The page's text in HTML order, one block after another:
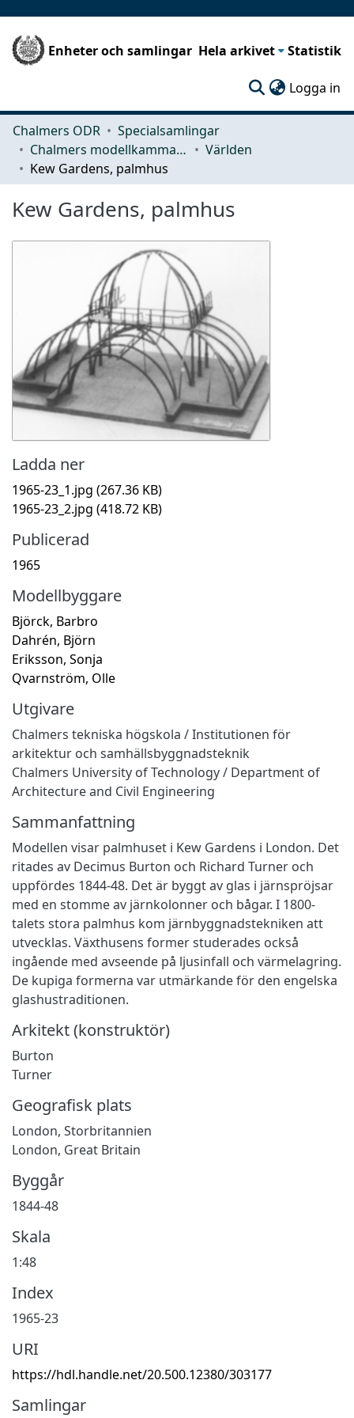
Enheter och samlingar Hela arkivet Statistik
Logga in
Chalmers ODR
Specialsamlingar
Chalmers modellkammare
Världen
Kew Gardens, palmhus
Kew Gardens, palmhus
Ladda ner
1965-23_1.jpg (267.36 KB)
1965-23_2.jpg (418.72 KB)
Publicerad
1965
Modellbyggare
Björck, Barbro
Dahrén, Björn
Eriksson, Sonja
Qvarnström, Olle
Utgivare
Chalmers tekniska högskola / Institutionen för
arkitektur och samhällsbyggnadsteknik
Chalmers University of Technology / Department of
Architecture and Civil Engineering
Sammanfattning
Modellen visar palmhuset i Kew Gardens i London. Det
ritades av Decimus Burton och Richard Turner och
uppfördes 1844-48. Det är byggt av glas i järnspröjsar
med en stomme av järnkolonner och bågar. I 1800-
talets stora palmhus kom järnbyggnadstekniken att
utvecklas. Växthusens former studerades också
ingående med avseende på ljusinfall och värmelagring.
De kupiga formerna var utmärkande för den engelska
glashustraditionen.
Arkitekt (konstruktör)
Burton
Turner
Geografisk plats
London, Storbritannien
London, Great Britain
Byggår
1844-48
Skala
1:48
Index
1965-23
URI
https://hdl.handle.net/20.500.12380/303177
Samlingar